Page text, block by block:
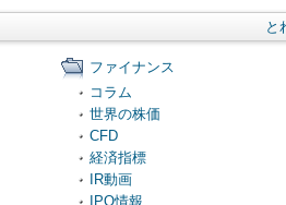
と
ファイナンス
コラム
世界の株価
CFD
経済指標
IR動画
IPO情報